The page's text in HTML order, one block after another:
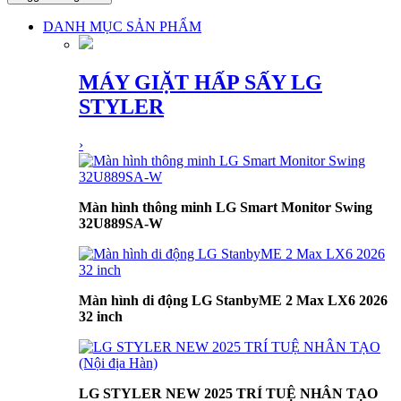
DANH MỤC SẢN PHẨM
MÁY GIẶT HẤP SẤY LG
STYLER
›
Màn hình thông minh LG Smart Monitor Swing
32U889SA-W
Màn hình di động LG StanbyME 2 Max LX6 2026
32 inch
LG STYLER NEW 2025 TRÍ TUỆ NHÂN TẠO